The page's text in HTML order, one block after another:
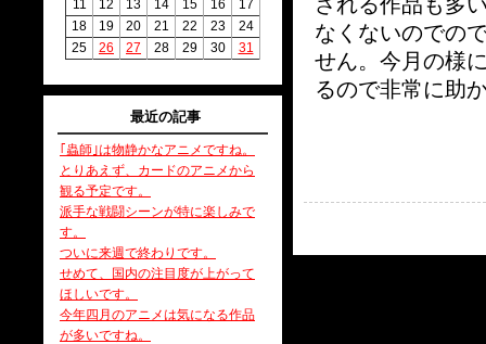
なくないのでの
せん。今月の様
るので非常に助
11
12 13 14 15 16
17
18
19 20 21 22 23
24
25
26 27 28 29 30 31
最近の記事
｢蟲師｣は物静かなアニメですね。
とりあえず、カードのアニメから
観る予定です。
派手な戦闘シーンが特に楽しみで
す。
ついに来週で終わりです。
せめて、国内の注目度が上がって
ほしいです。
今年四月のアニメは気になる作品
が多いですね。